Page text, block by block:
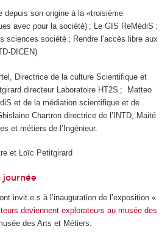
depuis son origine à la «troisième
avec pour la société) ; Le GIS ReMédiS :
sciences société ; Rendre l’accès libre aux
DICEN)
Directrice de la culture Scientifique et
directeur Laboratoire HT2S ; Matteo
et de la médiation scientifique et de
Chartron directrice de l’INTD, Maité
et métiers de l’Ingénieur.
et Loïc Petitgirard
journée
invit.e.s à l’inauguration de l’exposition «
deviennent explorateurs au musée des
des Arts et Métiers.